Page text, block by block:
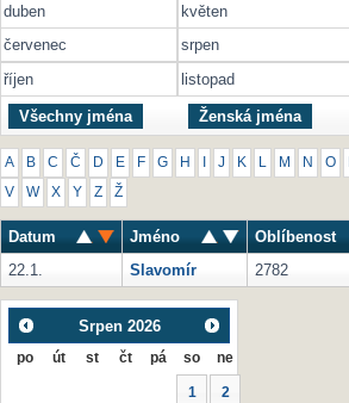
duben
květen
červenec
srpen
říjen
listopad
Všechny jména Ženská jména
A B C Č D E F G H J K M N O
V W X Y Z Ž
Datum Jméno Oblíbenost
22.1.
Slavomír 2782
Srpen 2026
po út st čt pá so ne
1 2